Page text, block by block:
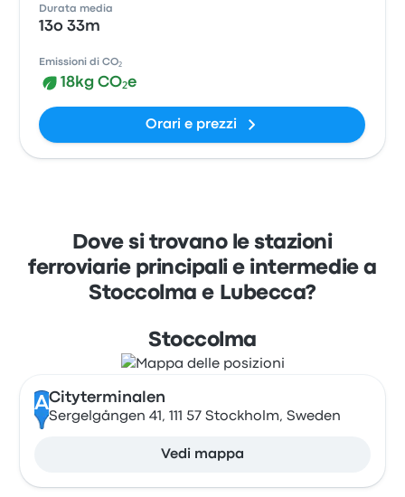
Durata media
13o 33m
Emissioni di CO₂
18kg CO₂e
Orari e prezzi
Dove si trovano le stazioni
ferroviarie principali e intermedie a
Stoccolma e Lubecca?
Stoccolma
ACityterminalen
Sergelgången 41, 111 57 Stockholm, Sweden
Vedi mappa